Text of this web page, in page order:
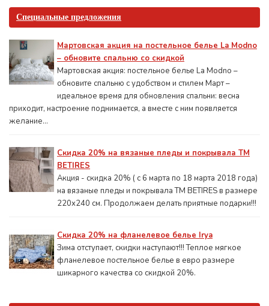
Специальные предложения
Мартовская акция на постельное белье La Modno
– обновите спальню со скидкой
Мартовская акция: постельное белье La Modno –
обновите спальню с удобством и стилем Март –
идеальное время для обновления спальни: весна
приходит, настроение поднимается, а вместе с ним появляется
желание...
Скидка 20% на вязаные пледы и покрывала ТМ
BETIRES
Акция - скидка 20% ( с 6 марта по 18 марта 2018 года)
на вязаные пледы и покрывала ТМ BETIRES в размере
220х240 см. Продолжаем делать приятные подарки!!!
Скидка 20% на фланелевое белье Irya
Зима отступает, скидки наступают!!! Теплое мягкое
фланелевое постельное белье в евро размере
шикарного качества со скидкой 20%.